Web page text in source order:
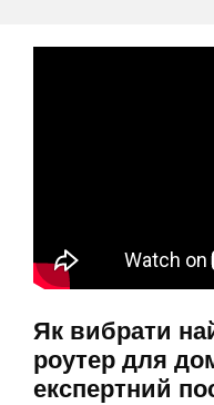
Як вибрати
роутер для
експертний